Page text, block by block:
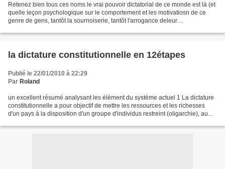
Retenez bien tous ces noms le vrai pouvoir dictatorial de ce monde est là (et
quelle leçon psychologique sur le comportement et les motivatiosn de ce
genre de gens, tantôt la sournoiserie, tantôt l'arrogance deleur
la dictature constitutionnelle en 12étapes
Publié le 22/01/2010 à 22:29
Par Roland
un excellent résumé analysant les élèment du système actuel 1 La dictature
constitutionnelle a pour objectif de mettre les ressources et les richesses
d'un pays à la disposition d'un groupe d'individus restreint (oligarchie), au